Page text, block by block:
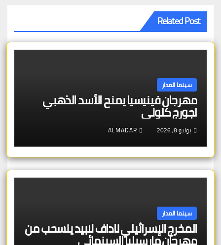
Related Post
سينما المدار
مهرجان فينيسيا يمنح الأسد الذهبي
لجورج كلوني
يوليو 8, 2026 ALMADAR
سينما المدار
المخرج الإسرائيلي ناداف لابيد ينسحب من